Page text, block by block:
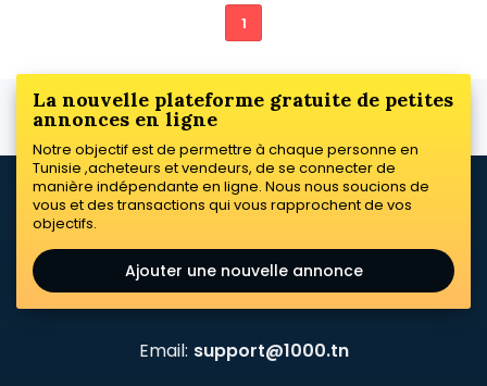
1
La nouvelle plateforme gratuite de petites
annonces en ligne
Notre objectif est de permettre à chaque personne en
Tunisie ,acheteurs et vendeurs, de se connecter de
manière indépendante en ligne. Nous nous soucions de
vous et des transactions qui vous rapprochent de vos
objectifs.
Ajouter une nouvelle annonce
Email: support@1000.tn